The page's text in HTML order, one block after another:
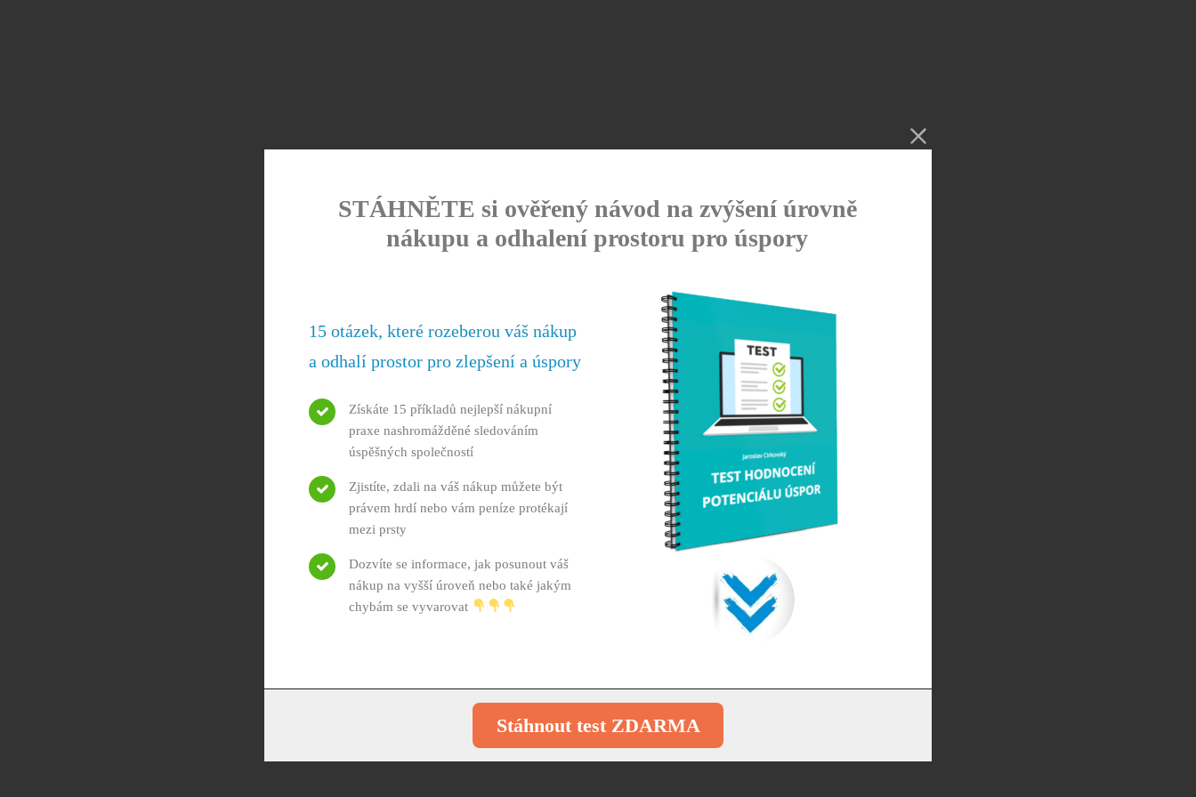
Videokurz 10 tipů, jak
realizovat úspory snadno
a rychle
Tato sekce je pouze pro členy. Pokud jste členem,
vložte prosím své přihlašovací údaje a přihlaste se.
STÁHNĚTE si ověřený návod na zvýšení úrovně
nákupu a odhalení prostoru pro úspory
15 otázek, které rozeberou váš nákup
a odhalí prostor pro zlepšení a úspory
Získáte 15 příkladů nejlepší nákupní
praxe nashromážděné sledováním
úspěšných společností
Zjistíte, zdali na váš nákup můžete být
právem hrdí nebo vám peníze protékají
mezi prsty
Dozvíte se informace, jak posunout váš
nákup na vyšší úroveň nebo také jakým
chybám se vyvarovat
Stáhnout test ZDARMA